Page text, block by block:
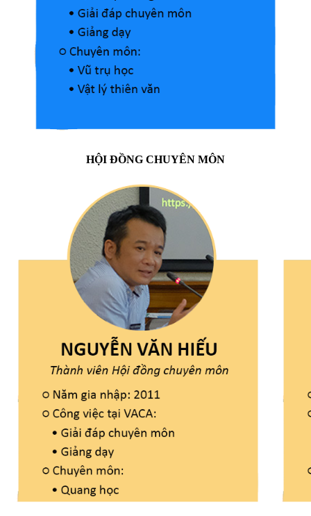
HỘI ĐỒNG CHUYÊN MÔN